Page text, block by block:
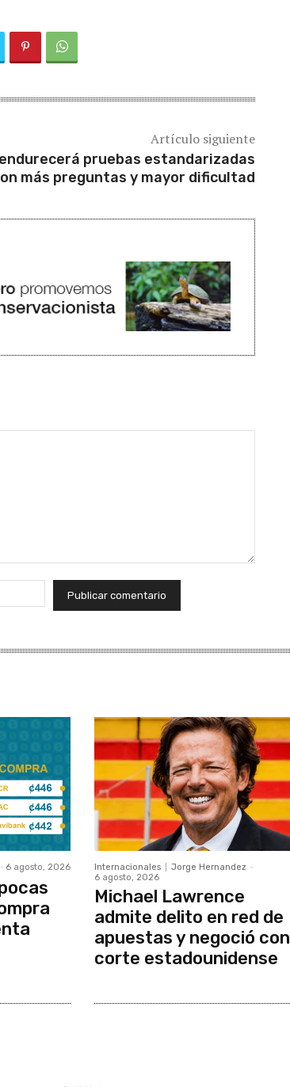
Artículo siguiente
endurecerá pruebas estandarizadas
más preguntas y mayor dificultad
electrónico:*
- 6 agosto, 2026 Internacionales Jorge Hernandez -
6 agosto, 2026
Michael Lawrence
admite delito en red de
apuestas y negoció con
corte estadounidense